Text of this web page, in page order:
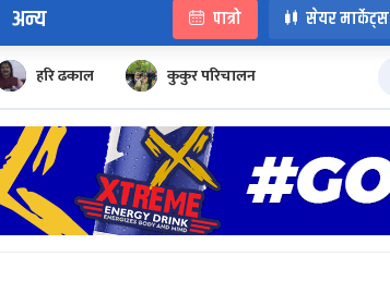
अन्य पात्रो सेयर मार्केट्स
हरि ढकाल कुकुर परिचालन